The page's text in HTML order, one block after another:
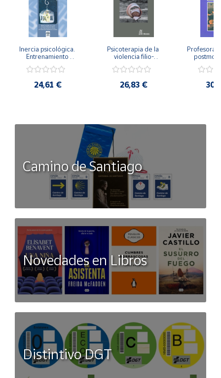
Inercia psicológica.
Entrenamiento
Igualdad de Género.
24,61 €
Psicoterapia de la
violencia filio-
secreto y la
26,83 €
Camino de Santiago
Novedades en Libros
Distintivo DGT